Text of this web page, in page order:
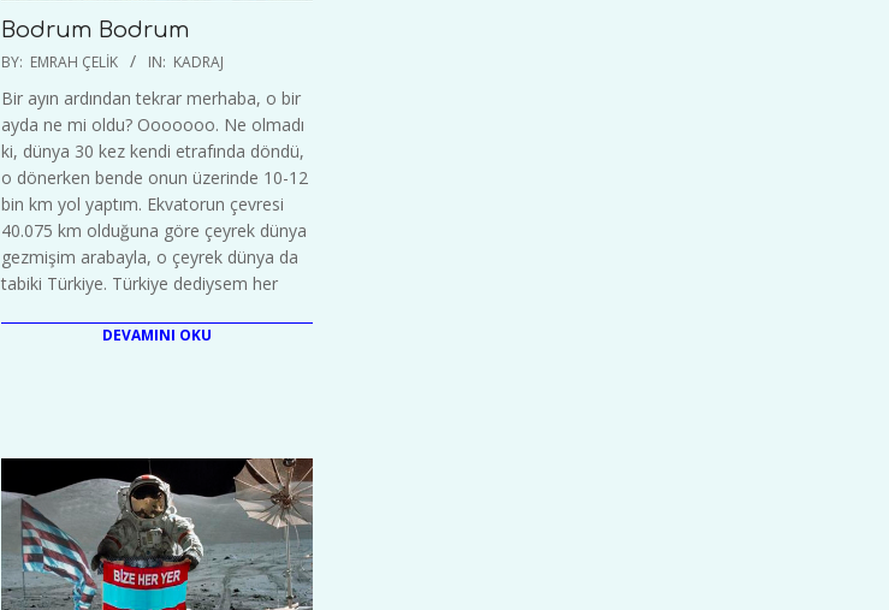
Bodrum Bodrum
2019-
01
BY: EMRAH ÇELIK IN: KADRAJ
Bir ayın ardından tekrar merhaba, o bir
ayda ne mi oldu? Ooooooo. Ne olmadı
ki, dünya 30 kez kendi etrafında döndü,
o dönerken bende onun üzerinde 10-12
bin km yol yaptım. Ekvatorun çevresi
40.075 km olduğuna göre çeyrek dünya
gezmişim arabayla, o çeyrek dünya da
tabiki Türkiye. Türkiye dediysem her
DEVAMINI OKU